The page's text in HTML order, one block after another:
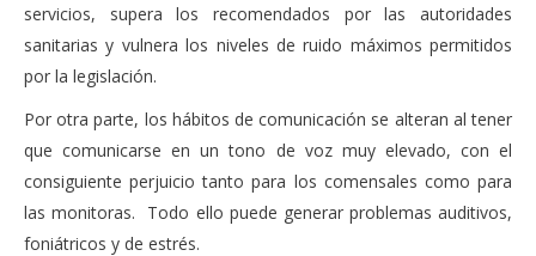
servicios, supera los recomendados por las autoridades
sanitarias y vulnera los niveles de ruido máximos permitidos
por la legislación.
Por otra parte, los hábitos de comunicación se alteran al tener
que comunicarse en un tono de voz muy elevado, con el
consiguiente perjuicio tanto para los comensales como para
las monitoras. Todo ello puede generar problemas auditivos,
foniátricos y de estrés.